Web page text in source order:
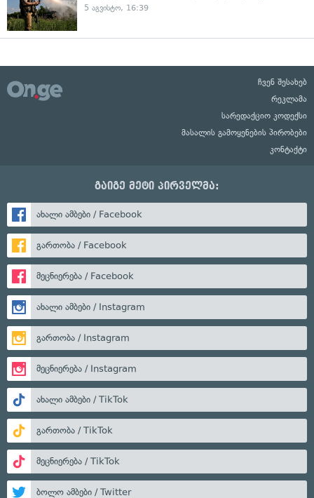
5 აგვისტო, 16:39
ჩვენ შესახებ
რეკლამა
სარედაქციო კოდექსი
მასალის გამოყენების პირობები
კონტაქტი
გაიგე მეტი პირველმა:
ახალი ამბები / Facebook
გართობა / Facebook
მეცნიერება / Facebook
ახალი ამბები / Instagram
გართობა / Instagram
მეცნიერება / Instagram
ახალი ამბები / TikTok
გართობა / TikTok
მეცნიერება / TikTok
ბოლო ამბები / Twitter